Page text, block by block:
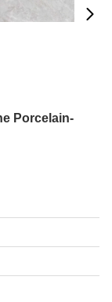
Porcelain-